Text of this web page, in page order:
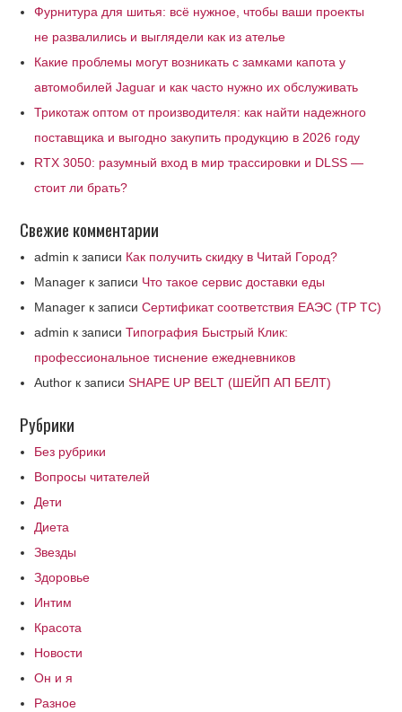
Фурнитура для шитья: всё нужное, чтобы ваши проекты
не развалились и выглядели как из ателье
Какие проблемы могут возникать с замками капота у
автомобилей Jaguar и как часто нужно их обслуживать
Трикотаж оптом от производителя: как найти надежного
поставщика и выгодно закупить продукцию в 2026 году
RTX 3050: разумный вход в мир трассировки и DLSS —
стоит ли брать?
Свежие комментарии
admin к записи Как получить скидку в Читай Город?
Manager к записи Что такое сервис доставки еды
Manager к записиСертификат соответствия ЕАЭС (ТР ТС)
admin к записиТипография Быстрый Клик:
профессиональное тиснение ежедневников
Author к записиSHAPE UP BELT (ШЕЙП АП БЕЛТ)
Рубрики
Без рубрики
Вопросы читателей
Дети
Диета
Звезды
Здоровье
Интим
Красота
Новости
Он и я
Разное